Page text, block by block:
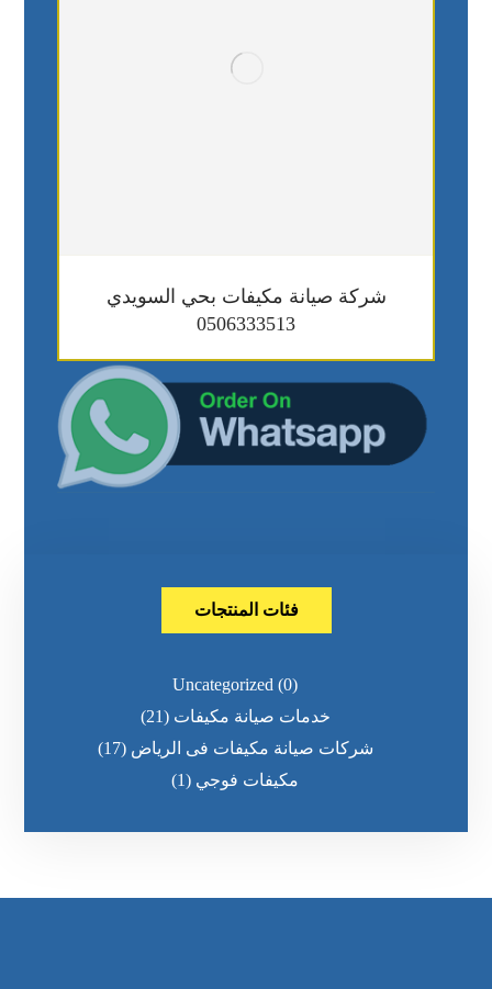
شركة صيانة مكيفات بحي السويدي
0506333513
فئات المنتجات
Uncategorized (0)
خدمات صيانة مكيفات (21)
شركات صيانة مكيفات فى الرياض (17)
مكيفات فوجي (1)